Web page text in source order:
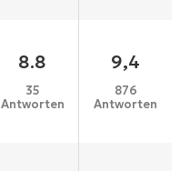
8.8
35
Antworten
9,4
876
Antworten